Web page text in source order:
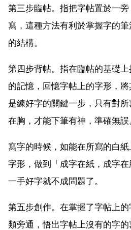
第三步臨帖。指把字帖置於一
寫，這種方法有利於掌握字的
的結構。
第四步背帖。指在臨帖的基礎
的記憶，回憶字帖上的字形，
是練好字的關鍵一步，只有對
在胸，才能下筆有神，準確無誤
寫字的時候，如能在所寫的白
字形，做到「成字在紙，成字
一手好字就不成問題了。
第五步創作。在掌握了字帖上
類旁通，悟出字帖上沒有的字